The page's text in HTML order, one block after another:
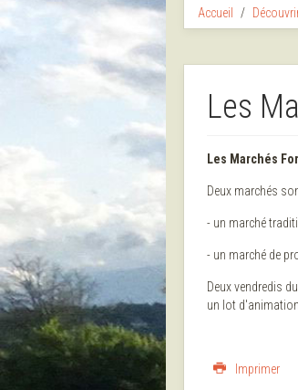
Accueil
Les
Les Marchés
Deux marchés
- un marché
- un marché de
Deux vendredis
un lot
Imprimer